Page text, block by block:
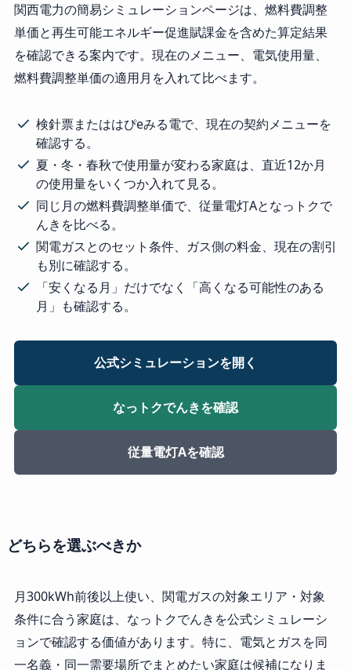
関西電力の簡易シミュレーションページは、燃料費調整
単価と再生可能エネルギー促進賦課金を含めた算定結果
を確認できる案内です。現在のメニュー、電気使用量、
燃料費調整単価の適用月を入れて比べます。
検針票またははぴeみる電で、現在の契約メニューを
確認する。
夏・冬・春秋で使用量が変わる家庭は、直近12か月
の使用量をいくつか入れて見る。
同じ月の燃料費調整単価で、従量電灯Aとなっトクで
んきを比べる。
関電ガスとのセット条件、ガス側の料金、現在の割引
も別に確認する。
「安くなる月」だけでなく「高くなる可能性のある
月」も確認する。
公式シミュレーションを開く
なっトクでんきを確認
従量電灯Aを確認
どちらを選ぶべきか
月300kWh前後以上使い、関電ガスの対象エリア・対象
条件に合う家庭は、なっトクでんきを公式シミュレーシ
ョンで確認する価値があります。特に、電気とガスを同
一名義・同一需要場所でまとめたい家庭は候補になりま